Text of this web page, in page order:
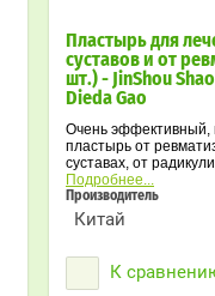
Пластырь для
суставов и от
шт.) - JinShou
Dieda Gao
Очень эффективный,
пластырь от
суставах, от
хондроза. Не имеет
действия.
Подробнее...
Производитель
Китай
К